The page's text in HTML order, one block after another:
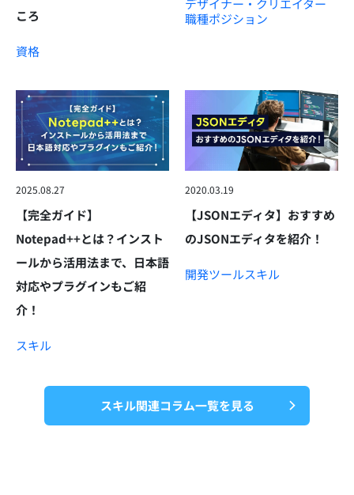
ころ
資格
デザイナー・クリエイター
職種ポジション
2025.08.27
【完全ガイド】
Notepad++とは？インスト
ールから活用法まで、日本語
対応やプラグインもご紹
介！
スキル
2020.03.19
【JSONエディタ】おすすめ
のJSONエディタを紹介！
開発ツールスキル
スキル関連コラム一覧を見る